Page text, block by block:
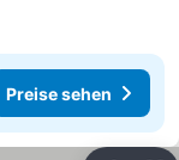
Preise sehen